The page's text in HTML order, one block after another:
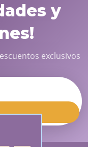
y
exclusivos